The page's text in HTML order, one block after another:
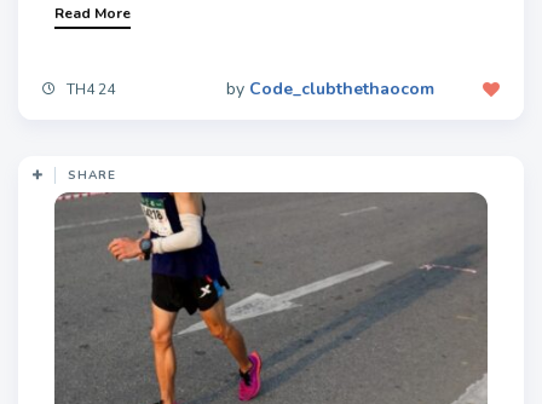
Read More
TH4 24 by Code_clubthethaocom
SHARE